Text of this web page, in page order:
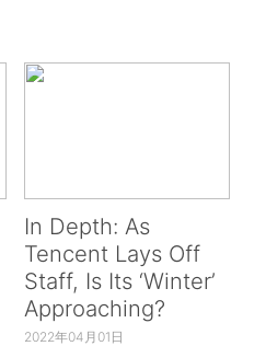
In Depth: As
Tencent Lays Off
Staff, Is Its ‘Winter’
Approaching?
2022年04月01日